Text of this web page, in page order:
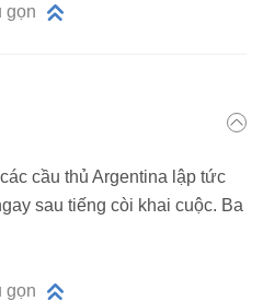
gọn
cầu thủ Argentina lập tức
sau tiếng còi khai cuộc. Ba
gọn